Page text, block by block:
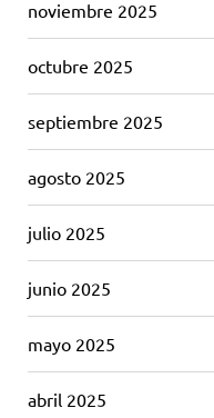
noviembre 2025
octubre 2025
septiembre 2025
agosto 2025
julio 2025
junio 2025
mayo 2025
abril 2025